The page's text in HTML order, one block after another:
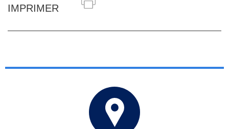
IMPRIMER